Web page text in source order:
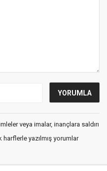
veya imalar, inançlara saldırı
yazılmış yorumlar